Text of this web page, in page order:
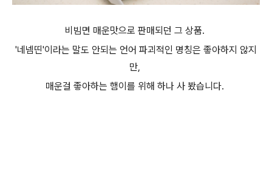
비빔면 매운맛으로 판매되던 그 상품.
'네넴띤'이라는 말도 안되는 언어 파괴적인 명칭은 좋아하지 않지
만,
매운걸 좋아하는 햄이를 위해 하나 사 봤습니다.